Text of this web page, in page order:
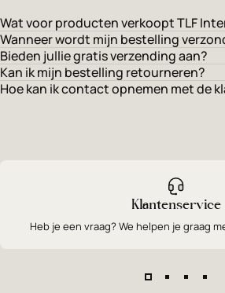
Wat voor producten verkoopt TLF
Wanneer wordt mijn bestelling
Bieden jullie gratis verzending aan?
Kan ik mijn bestelling retourneren?
Hoe kan ik contact opnemen met de
Klantenservice
Heb je een vraag? We helpen je graag